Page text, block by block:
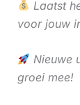
Laatst
voor jouw
Nieuwe
groei mee!